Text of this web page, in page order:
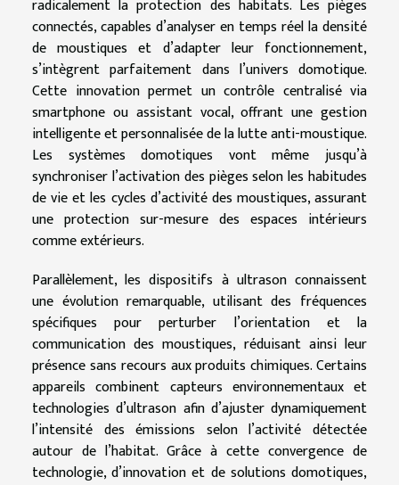
radicalement la protection des habitats. Les pièges
connectés, capables d’analyser en temps réel la densité
de moustiques et d’adapter leur fonctionnement,
s’intègrent parfaitement dans l’univers domotique.
Cette innovation permet un contrôle centralisé via
smartphone ou assistant vocal, offrant une gestion
intelligente et personnalisée de la lutte anti-moustique.
Les systèmes domotiques vont même jusqu’à
synchroniser l’activation des pièges selon les habitudes
de vie et les cycles d’activité des moustiques, assurant
une protection sur-mesure des espaces intérieurs
comme extérieurs.
Parallèlement, les dispositifs à ultrason connaissent
une évolution remarquable, utilisant des fréquences
spécifiques pour perturber l’orientation et la
communication des moustiques, réduisant ainsi leur
présence sans recours aux produits chimiques. Certains
appareils combinent capteurs environnementaux et
technologies d’ultrason afin d’ajuster dynamiquement
l’intensité des émissions selon l’activité détectée
autour de l’habitat. Grâce à cette convergence de
technologie, d’innovation et de solutions domotiques,